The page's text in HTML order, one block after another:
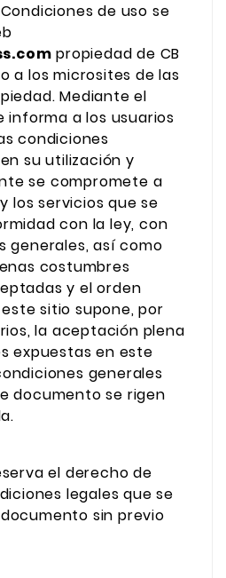
de uso se
propiedad de CB
a los microsites de las
Mediante el
a los usuarios
condiciones
su utilización y
se compromete a
los servicios que se
con la ley, con
generales, así como
costumbres
y el orden
sitio supone, por
la aceptación plena
expuestas en este
generales
documento se rigen
el derecho de
legales que se
sin previo